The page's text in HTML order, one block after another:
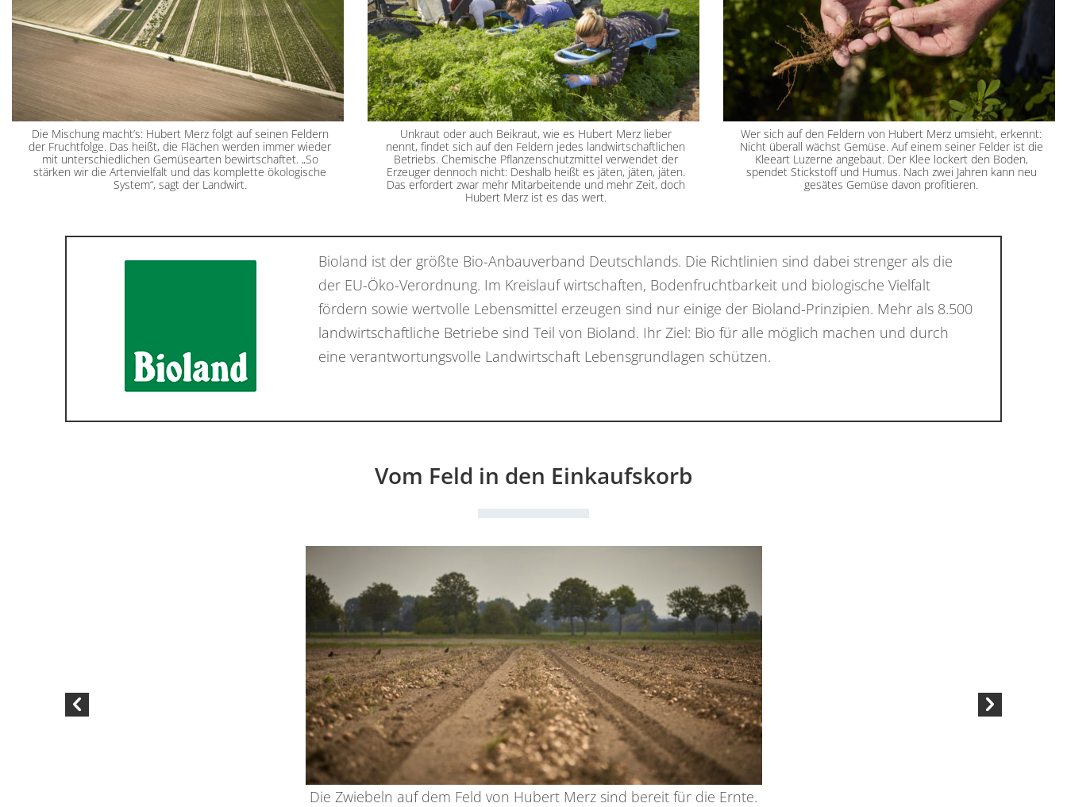
Die Mischung macht’s: Hubert Merz folgt auf seinen Feldern
der Fruchtfolge. Das heißt, die Flächen werden immer wieder
mit unterschiedlichen Gemüsearten bewirtschaftet. „So
stärken wir die Artenvielfalt und das komplette ökologische
System“, sagt der Landwirt.
Unkraut oder auch Beikraut, wie es Hubert Merz lieber
nennt, findet sich auf den Feldern jedes landwirtschaftlichen
Betriebs. Chemische Pflanzenschutzmittel verwendet der
Erzeuger dennoch nicht: Deshalb heißt es jäten, jäten, jäten.
Das erfordert zwar mehr Mitarbeitende und mehr Zeit, doch
Hubert Merz ist es das wert.
Wer sich auf den Feldern von Hubert Merz umsieht, erkennt:
Nicht überall wächst Gemüse. Auf einem seiner Felder ist die
Kleeart Luzerne angebaut. Der Klee lockert den Boden,
spendet Stickstoff und Humus. Nach zwei Jahren kann neu
gesätes Gemüse davon profitieren.
Bioland ist der größte Bio-Anbauverband Deutschlands. Die Richtlinien sind dabei strenger als die
der EU-Öko-Verordnung. Im Kreislauf wirtschaften, Bodenfruchtbarkeit und biologische Vielfalt
fördern sowie wertvolle Lebensmittel erzeugen sind nur einige der Bioland-Prinzipien. Mehr als 8.500
landwirtschaftliche Betriebe sind Teil von Bioland. Ihr Ziel: Bio für alle möglich machen und durch
eine verantwortungsvolle Landwirtschaft Lebensgrundlagen schützen.
Vom Feld in den Einkaufskorb
Die Zwiebeln auf dem Feld von Hubert Merz sind bereit für die Ernte.